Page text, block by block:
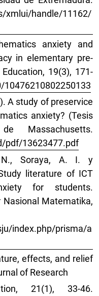
xmlui/handle/11162/
anxiety and
in elementary pre-
19(3), 171-
A study of preservice
anxiety? (Tesis
Massachusetts.
pdf/13623477.pdf
Soraya, A. I. y
literature of ICT
for students.
Nasional Matematika,
index.php/prisma/a
effects, and relief
of Research
21(1), 33-46.